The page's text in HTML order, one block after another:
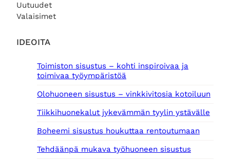
Uutuudet
Valaisimet
IDEOITA
Toimiston sisustus – kohti inspiroivaa ja
toimivaa työympäristöä
Olohuoneen sisustus – vinkkivitosia kotoiluun
Tiikkihuonekalut jykevämmän tyylin ystävälle
Boheemi sisustus houkuttaa rentoutumaan
Tehdäänpä mukava työhuoneen sisustus